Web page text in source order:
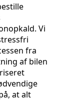
Vi
fra
af bilen
at alt